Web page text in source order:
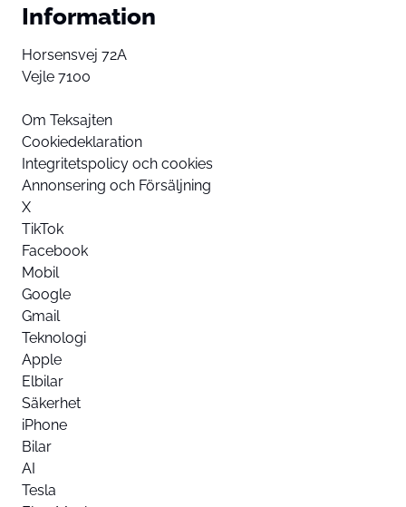
Information
Horsensvej 72A
Vejle 7100
Om Teksajten
Cookiedeklaration
Integritetspolicy och cookies
Annonsering och Försäljning
X
TikTok
Facebook
Mobil
Google
Gmail
Teknologi
Apple
Elbilar
Säkerhet
iPhone
Bilar
AI
Tesla